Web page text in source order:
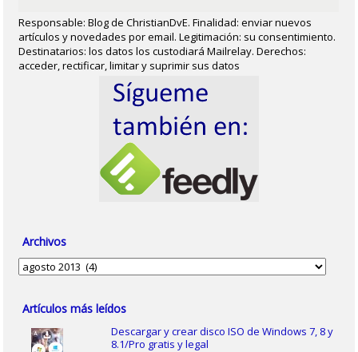
Responsable: Blog de ChristianDvE. Finalidad: enviar nuevos
artículos y novedades por email. Legitimación: su consentimiento.
Destinatarios: los datos los custodiará Mailrelay. Derechos:
acceder, rectificar, limitar y suprimir sus datos
Archivos
Archivos
Artículos más leídos
Descargar y crear disco ISO de Windows 7, 8 y
8.1/Pro gratis y legal